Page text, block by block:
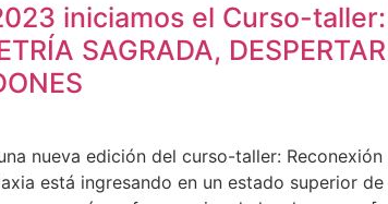
iniciamos el Curso-
SAGRADA,
nueva edición del curso-taller:
está ingresando en un estado superior